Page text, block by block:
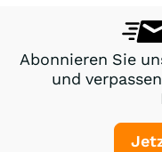
Abonnieren Sie
und